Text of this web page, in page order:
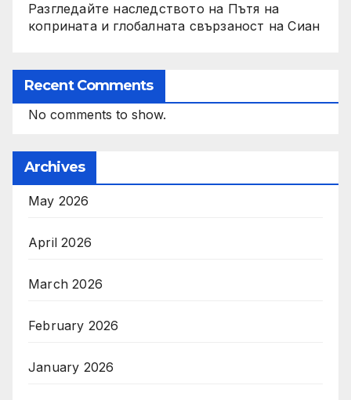
Разгледайте наследството на Пътя на
коприната и глобалната свързаност на Сиан
Recent Comments
No comments to show.
Archives
May 2026
April 2026
March 2026
February 2026
January 2026